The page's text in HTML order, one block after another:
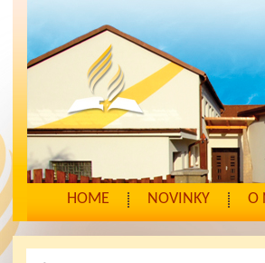
HOME NOVINKY O